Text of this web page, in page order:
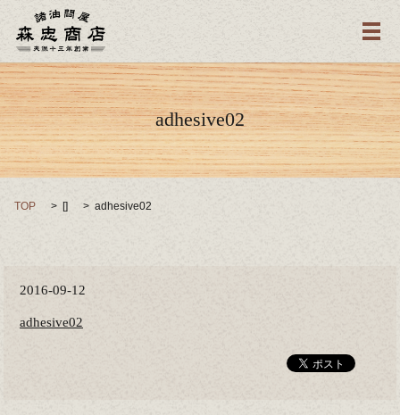
メ
adhesive02
TOP [] adhesive02
2016-09-12
adhesive02